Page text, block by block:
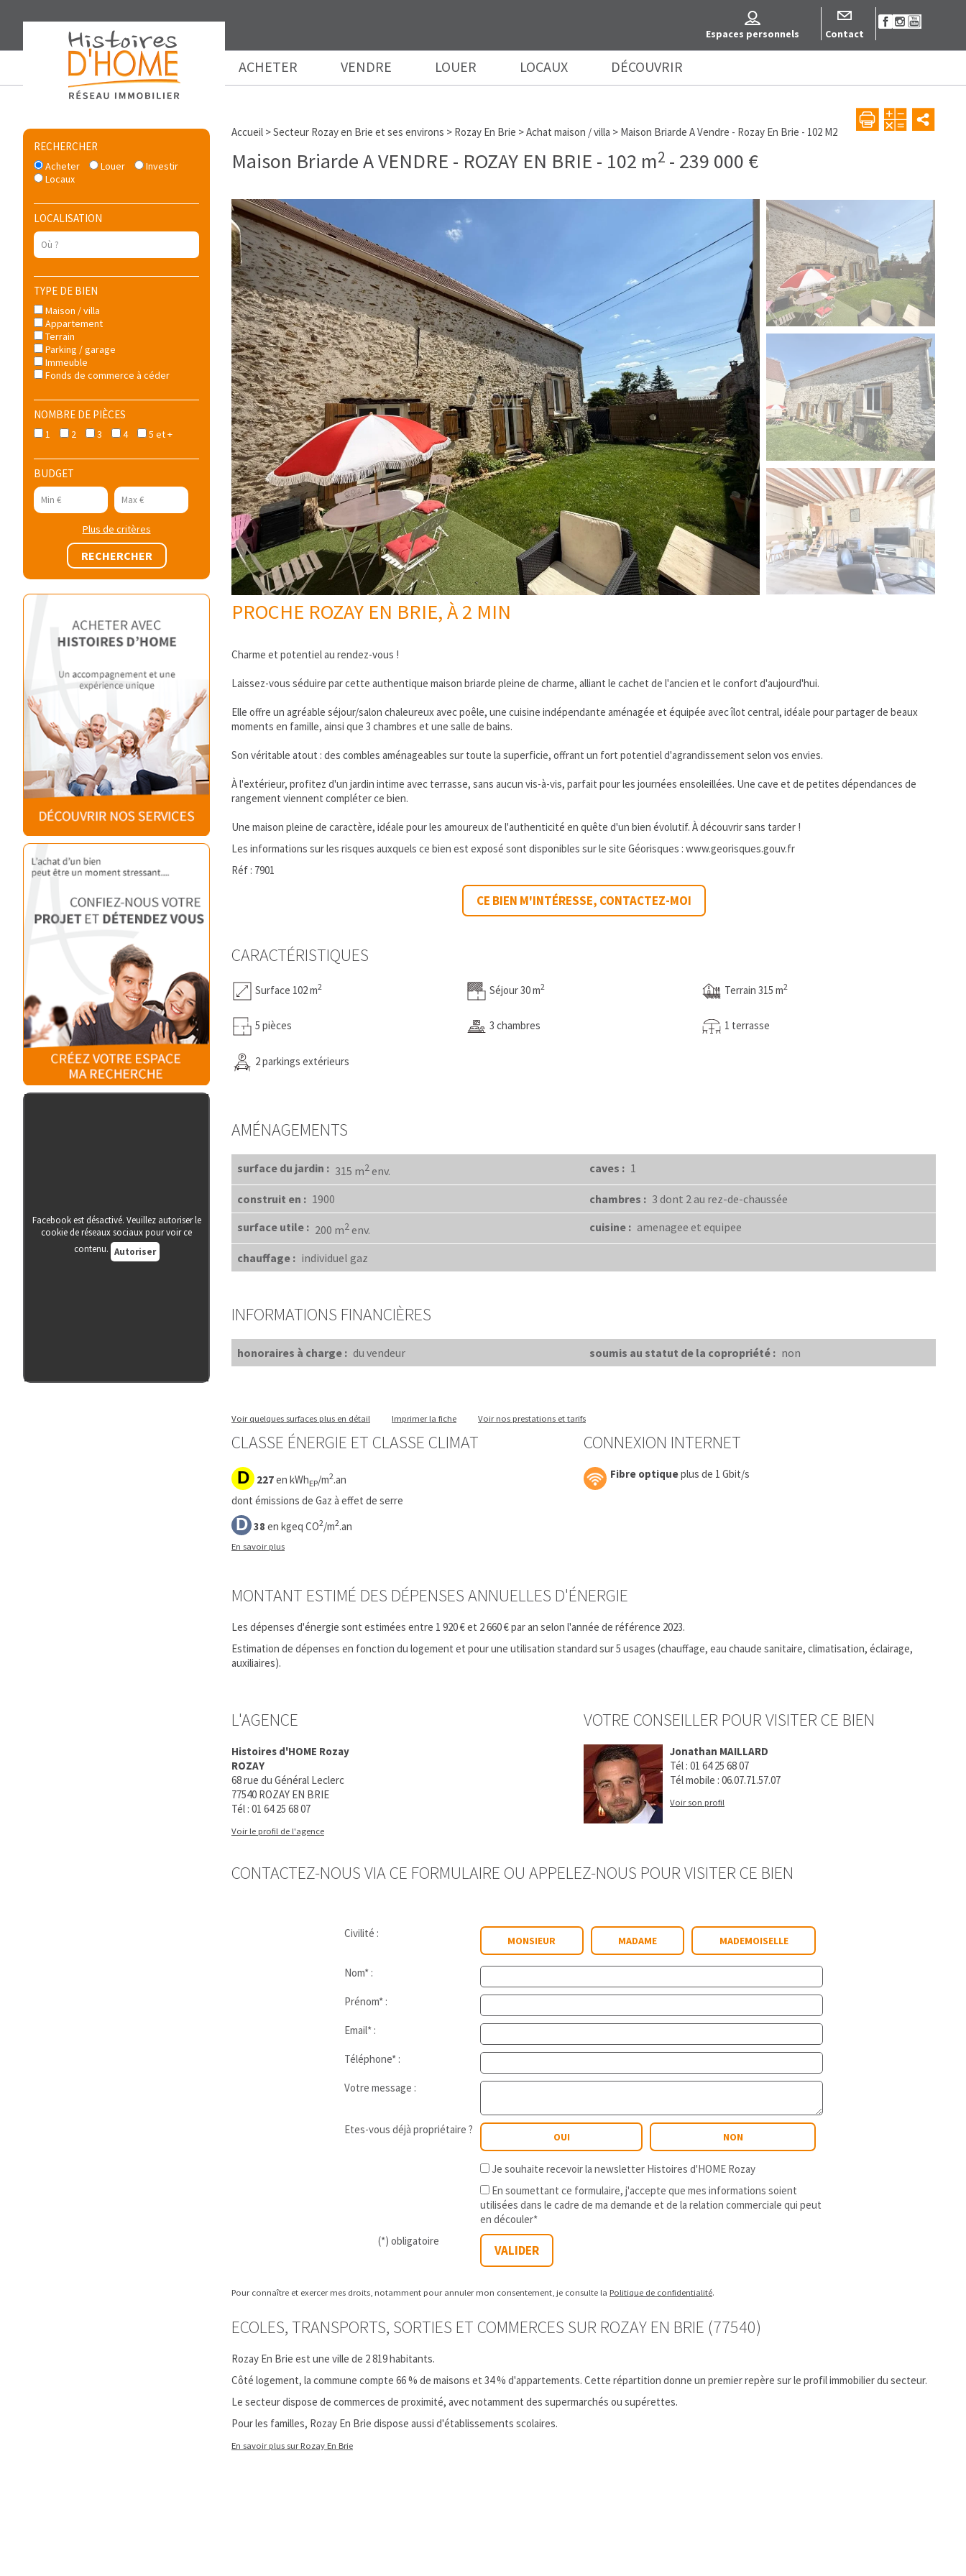
Contact
Espaces personnels
ACHETER VENDRE LOUER LOCAUX DÉCOUVRIR
RECHERCHER
Acheter Louer
Investir
Locaux
LOCALISATION
TYPE DE BIEN
Maison / villa
Appartement
Terrain
Parking / garage
Immeuble
Fonds de commerce à céder
NOMBRE DE PIÈCES
1 2 3 4 5 et +
BUDGET
Plus de critères
Facebook est désactivé. Veuillez autoriser le
cookie de réseaux sociaux pour voir ce
contenu. Autoriser
Accueil >Secteur Rozay en Brie et ses environs > Rozay En Brie >Achat maison / villa > Maison Briarde A Vendre - Rozay En Brie - 102 M2
Maison Briarde A VENDRE - ROZAY EN BRIE - 102 m2 - 239 000 €
PROCHE ROZAY EN BRIE, À 2 MIN
Charme et potentiel au rendez-vous !
Laissez-vous séduire par cette authentique maison briarde pleine de charme, alliant le cachet de l'ancien et le confort d'aujourd'hui.
Elle offre un agréable séjour/salon chaleureux avec poêle, une cuisine indépendante aménagée et équipée avec îlot central, idéale pour partager de beaux
moments en famille, ainsi que 3 chambres et une salle de bains.
Son véritable atout : des combles aménageables sur toute la superficie, offrant un fort potentiel d'agrandissement selon vos envies.
À l'extérieur, profitez d'un jardin intime avec terrasse, sans aucun vis-à-vis, parfait pour les journées ensoleillées. Une cave et de petites dépendances de
rangement viennent compléter ce bien.
Une maison pleine de caractère, idéale pour les amoureux de l'authenticité en quête d'un bien évolutif. À découvrir sans tarder !
Les informations sur les risques auxquels ce bien est exposé sont disponibles sur le site Géorisques : www.georisques.gouv.fr
Réf : 7901
CE BIEN M'INTÉRESSE, CONTACTEZ-MOI
CARACTÉRISTIQUES
Surface 102 m2 Séjour 30 m2 Terrain 315 m2
5 pièces 3 chambres 1 terrasse
2 parkings extérieurs
AMÉNAGEMENTS
surface du jardin : 315 m2 env. caves : 1
construit en : 1900 chambres : 3 dont 2 au rez-de-chaussée
surface utile : 200 m2 env. cuisine : amenagee et equipee
chauffage : individuel gaz
INFORMATIONS FINANCIÈRES
honoraires à charge : du vendeur soumis au statut de la copropriété : non
Voir quelques surfaces plus en détail Imprimer la fiche Voir nos prestations et tarifs
CLASSE ÉNERGIE ET CLASSE CLIMAT
D 227en kWhEP/m2.an
dont émissions de Gaz à effet de serre
D 38 en kgeq CO2/m2.an
En savoir plus
CONNEXION INTERNET
Fibre optiqueplus de 1 Gbit/s
MONTANT ESTIMÉ DES DÉPENSES ANNUELLES D'ÉNERGIE
Les dépenses d'énergie sont estimées entre 1 920 € et 2 660 € par an selon l'année de référence 2023.
Estimation de dépenses en fonction du logement et pour une utilisation standard sur 5 usages (chauffage, eau chaude sanitaire, climatisation, éclairage,
auxiliaires).
L'AGENCE
Histoires d'HOME Rozay
ROZAY
68 rue du Général Leclerc
77540 ROZAY EN BRIE
Tél : 01 64 25 68 07
Voir le profil de l'agence
VOTRE CONSEILLER POUR VISITER CE BIEN
Jonathan MAILLARD
Tél : 01 64 25 68 07
Tél mobile : 06.07.71.57.07
Voir son profil
CONTACTEZ-NOUS VIA CE FORMULAIRE OU APPELEZ-NOUS POUR VISITER CE BIEN
Civilité :
MONSIEUR MADAME MADEMOISELLE
Nom* :
Prénom* :
Email* :
Téléphone* :
Votre message :
Etes-vous déjà propriétaire ?
OUI NON
Je souhaite recevoir la newsletter Histoires d'HOME Rozay
En soumettant ce formulaire, j'accepte que mes informations soient
utilisées dans le cadre de ma demande et de la relation commerciale qui peut
en découler*
(*) obligatoire
Pour connaître et exercer mes droits, notamment pour annuler mon consentement, je consulte la Politique de confidentialité.
ECOLES, TRANSPORTS, SORTIES ET COMMERCES SUR ROZAY EN BRIE (77540)
Rozay En Brie est une ville de 2 819 habitants.
Côté logement, la commune compte 66 % de maisons et 34 % d'appartements. Cette répartition donne un premier repère sur le profil immobilier du secteur.
Le secteur dispose de commerces de proximité, avec notamment des supermarchés ou supérettes.
Pour les familles, Rozay En Brie dispose aussi d'établissements scolaires.
En savoir plus sur Rozay En Brie